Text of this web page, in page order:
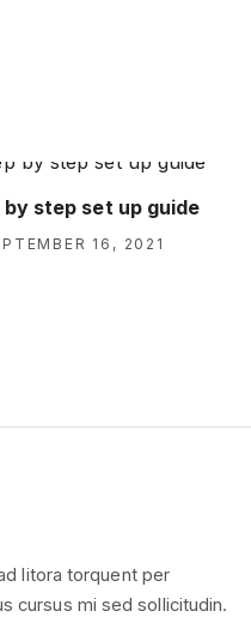
step set up guide
16, 2021
litora torquent per
cursus mi sed sollicitudin.